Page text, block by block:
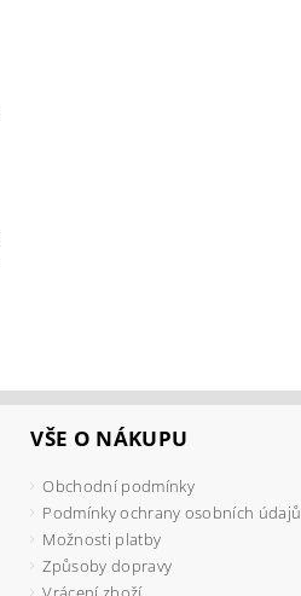
VŠE O NÁKUPU
Obchodní podmínky
Podmínky ochrany osobních údajů
Možnosti platby
Způsoby dopravy